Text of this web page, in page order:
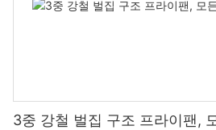
3중 강철 벌집 구조 프라이팬,